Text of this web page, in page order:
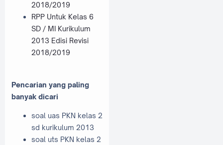
2018/2019
RPP Untuk Kelas 6
SD / MI Kurikulum
2013 Edisi Revisi
2018/2019
Pencarian yang paling
banyak dicari
soal uas PKN kelas 2
sd kurikulum 2013
soal uts PKN kelas 2